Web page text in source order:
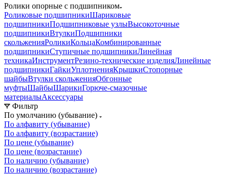
Ролики опорные с подшипником
Роликовые подшипникиШариковые
подшипникиПодшипниковые узлыВысокоточные
подшипникиВтулкиПодшипники
скольженияРоликиКольцаКомбинированные
подшипникиСтупичные подшипникиЛинейная
техникаИнструментРезино-технические изделияЛинейные
подшипникиГайкиУплотненияКрышкиСтопорные
шайбыВтулки скольженияОбгонные
муфтыШайбыШарикиГорюче-смазочные
материалыАксессуары
Фильтр
По умолчанию (убывание)
По алфавиту (убывание)
По алфавиту (возрастание)
По цене (убывание)
По цене (возрастание)
По наличию (убывание)
По наличию (возрастание)